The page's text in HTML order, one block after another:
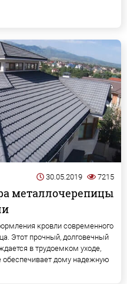
30.05.2019 7215
металлочерепицы
кровли современного
Этот прочный, долговечный
в трудоемком уходе,
дому надежную